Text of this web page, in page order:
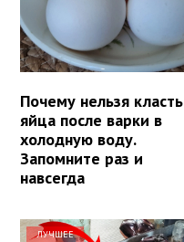
Почему нельзя класть
яйца после варки в
холодную воду.
Запомните раз и
навсегда
ЛУЧШЕЕ